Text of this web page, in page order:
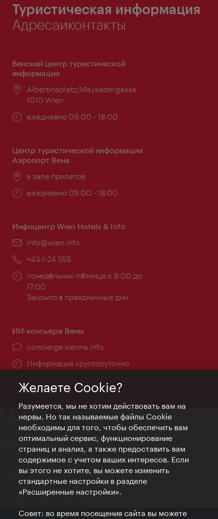
Туристическая информация
Адресаиконтакты
Венский центр туристической
информации
Расположение:
Albertinaplatz/Maysedergasse
1010 Wien
Часы
ежедневно 09:00 - 18:00
Центр туристической информации
Аэропорт Вена
Расположение:
в зале прилетов
Часы
ежедневно 09:00 - 18:00
Инфоцентр Wien Hotels & Info
Эл.
info@wien.info
Телефон:
+43-1-24 555
Часы
работы:
понеде́льник-пя́тница с 9:00 до
17:00
Закрыто в праздничные дни
ИИ-консьерж Вены
concierge.vienna.info
Информация круглосуточно
Контакт
Credits
Положение о конфиденциальности
Terms of Use
Доступность
Контакты для прессы
Настройки файлов Cookie
Желаете Cookie?
Разумеется, мы не хотим действовать вам на
нервы. Но так называемые файлы Cookie
необходимы для того, чтобы обеспечить вам
оптимальный сервис, функционирование
страниц и анализ, а также предоставить вам
содержимое с учетом ваших интересов. Если
вы этого не хотите, вы можете изменить
стандартные настройки в разделе
«Расширенные настройки».
Совет: во время посещения сайта вы можете